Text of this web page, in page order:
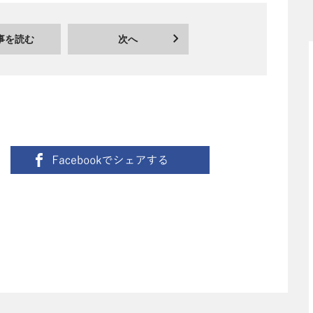
を読む 次へ